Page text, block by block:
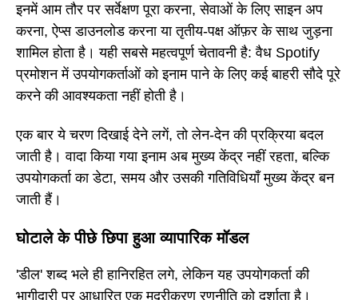
इनमें आम तौर पर सर्वेक्षण पूरा करना, सेवाओं के लिए साइन अप
करना, ऐप्स डाउनलोड करना या तृतीय-पक्ष ऑफ़र के साथ जुड़ना
शामिल होता है। यही सबसे महत्वपूर्ण चेतावनी है: वैध Spotify
प्रमोशन में उपयोगकर्ताओं को इनाम पाने के लिए कई बाहरी सौदे पूरे
करने की आवश्यकता नहीं होती है।
एक बार ये चरण दिखाई देने लगें, तो लेन-देन की प्रक्रिया बदल
जाती है। वादा किया गया इनाम अब मुख्य केंद्र नहीं रहता, बल्कि
उपयोगकर्ता का डेटा, समय और उसकी गतिविधियाँ मुख्य केंद्र बन
जाती हैं।
घोटाले के पीछे छिपा हुआ व्यापारिक मॉडल
'डील' शब्द भले ही हानिरहित लगे, लेकिन यह उपयोगकर्ता की
भागीदारी पर आधारित एक मुद्रीकरण रणनीति को दर्शाता है।